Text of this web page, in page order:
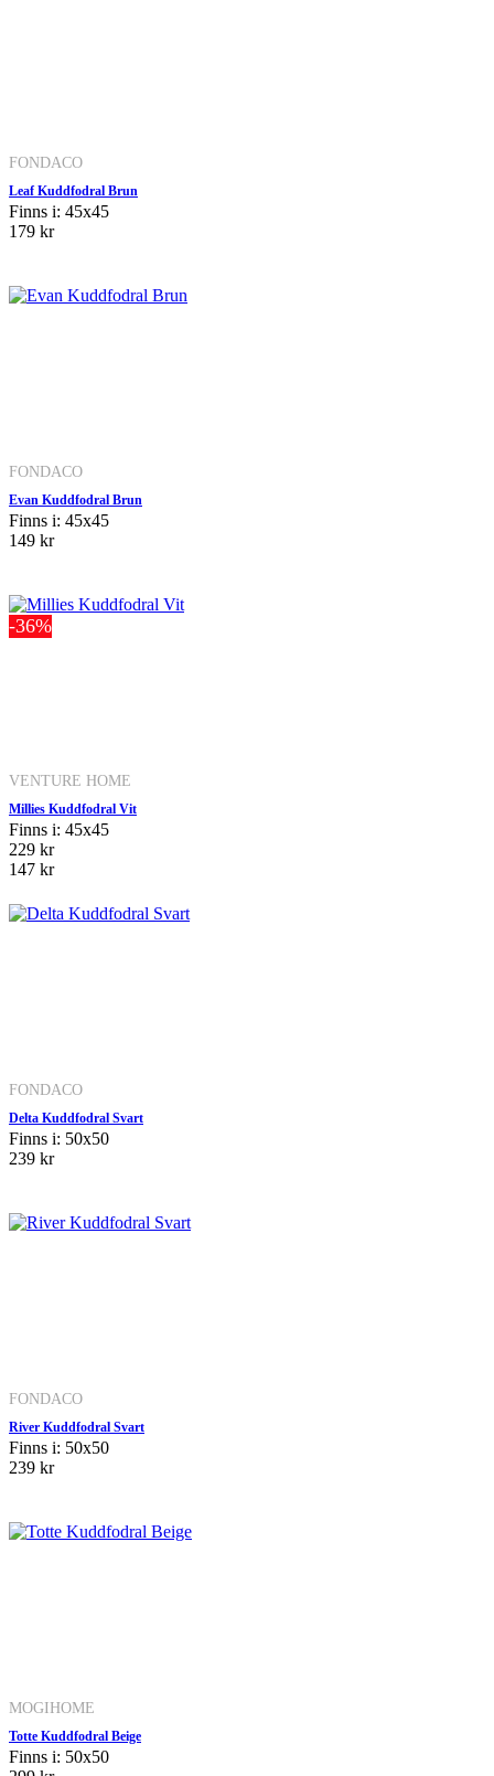
FONDACO
Leaf Kuddfodral Brun
Finns i: 45x45
179 kr
FONDACO
Evan Kuddfodral Brun
Finns i: 45x45
149 kr
-36%
VENTURE HOME
Millies Kuddfodral Vit
Finns i: 45x45
229 kr
147 kr
FONDACO
Delta Kuddfodral Svart
Finns i: 50x50
239 kr
FONDACO
River Kuddfodral Svart
Finns i: 50x50
239 kr
MOGIHOME
Totte Kuddfodral Beige
Finns i: 50x50